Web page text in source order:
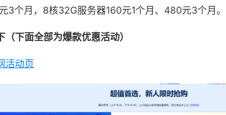
3个月，8核32G服务器160元1个月、480元3个月。
（下面全部为爆款优惠活动）
活动页